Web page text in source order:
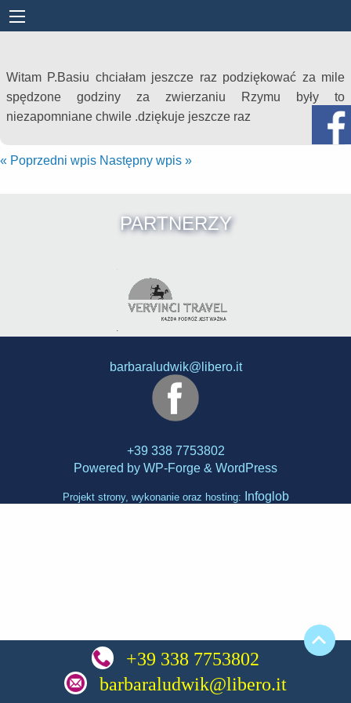
+39 338 7753802
barbaraludwik@libero.it
Witam P.Basiu chciałam jeszcze raz podziękować za mile
spędzone godziny za zwierzaniu Rzymu były to
niezapomniane chwile .dziękuje jeszcze raz
« Poprzedni wpis Następny wpis »
PARTNERZY
barbaraludwik@libero.it
+39 338 7753802
Powered by WP-Forge & WordPress
Projekt strony, wykonanie oraz hosting: Infoglob